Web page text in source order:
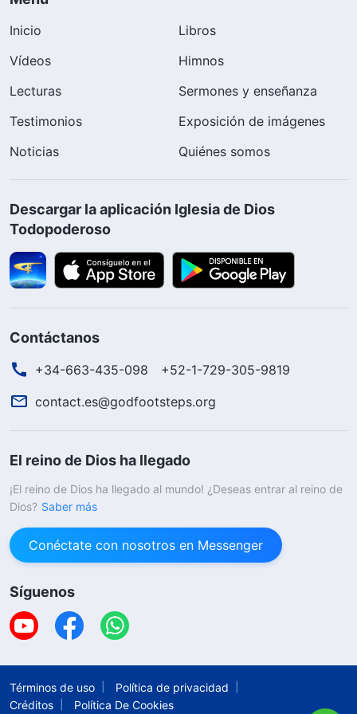
Inicio
Libros
Vídeos
Himnos
Lecturas
Sermones y enseñanza
Testimonios
Exposición de imágenes
Noticias
Quiénes somos
Descargar la aplicación Iglesia de Dios
Todopoderoso
Contáctanos
+34-663-435-098
+52-1-729-305-9819
contact.es@godfootsteps.org
El reino de Dios ha llegado
¡El reino de Dios ha llegado al mundo! ¿Deseas entrar al reino de
Dios? Saber más
Conéctate con nosotros en Messenger
Síguenos
Términos de uso
Política de privacidad
Créditos
Política De Cookies